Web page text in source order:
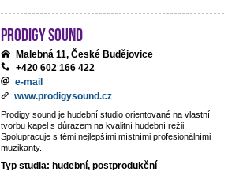
Prodigy Sound
Malebná 11, České Budějovice
+420 602 166 422
e-mail
www.prodigysound.cz
Prodigy sound je hudební studio orientované na vlastní
tvorbu kapel s důrazem na kvalitní hudební režii.
Spolupracuje s těmi nejlepšími místními profesionálními
muzikanty.
Typ studia: hudební, postprodukční